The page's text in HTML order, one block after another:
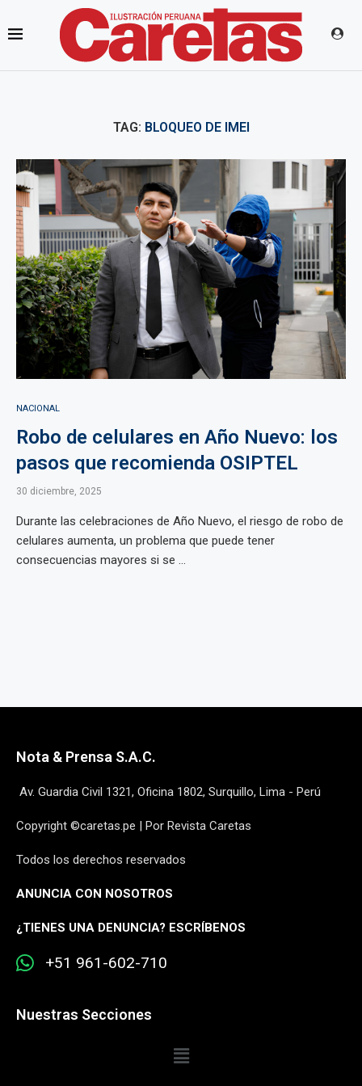
TAG: BLOQUEO DE IMEI
NACIONAL
Robo de celulares en Año Nuevo: los
pasos que recomienda OSIPTEL
30 diciembre, 2025
Durante las celebraciones de Año Nuevo, el riesgo de robo de
celulares aumenta, un problema que puede tener
consecuencias mayores si se ...
Nota & Prensa S.A.C.
Av. Guardia Civil 1321, Oficina 1802, Surquillo, Lima - Perú
Copyright ©caretas.pe | Por Revista Caretas
Todos los derechos reservados
ANUNCIA CON NOSOTROS
¿TIENES UNA DENUNCIA? ESCRÍBENOS
+51 961-602-710
Nuestras Secciones